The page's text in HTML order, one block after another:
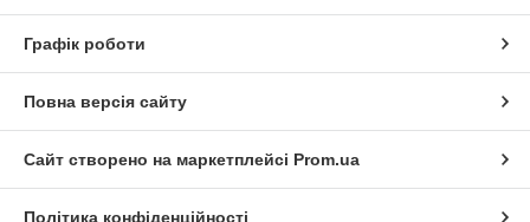
Графік роботи
Повна версія сайту
Сайт створено на маркетплейсі Prom.ua
Політика конфіденційності